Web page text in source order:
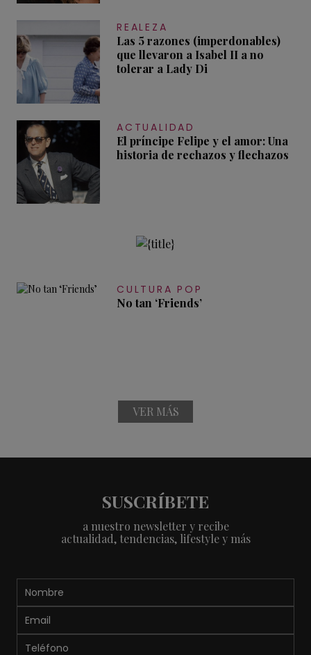
REALEZA
Las 5 razones (imperdonables)
que llevaron a Isabel II a no
tolerar a Lady Di
ACTUALIDAD
El príncipe Felipe y el amor: Una
historia de rechazos y flechazos
CULTURA POP
No tan ‘Friends’
VER MÁS
SUSCRÍBETE
a nuestro newsletter y recibe
actualidad, tendencias, lifestyle y más